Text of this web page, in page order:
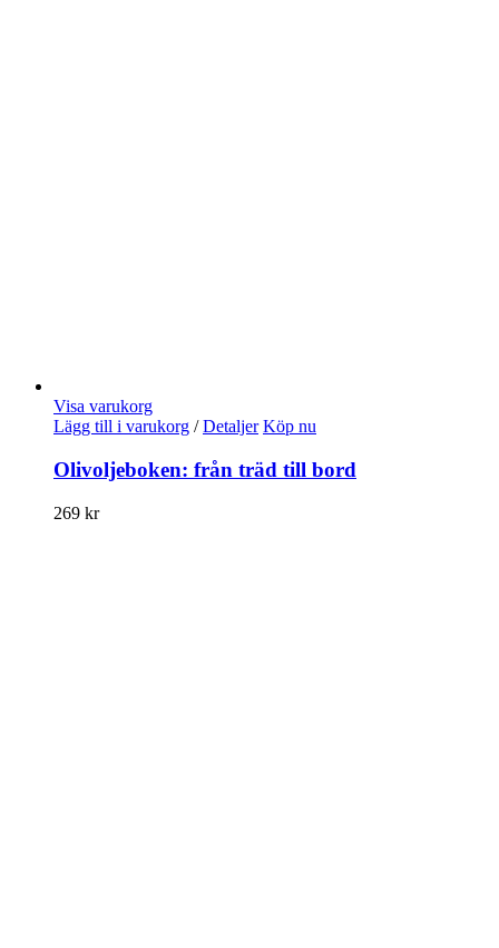
Visa varukorg
Lägg till i varukorg / Detaljer Köp nu
Olivoljeboken: från träd till bord
269 kr